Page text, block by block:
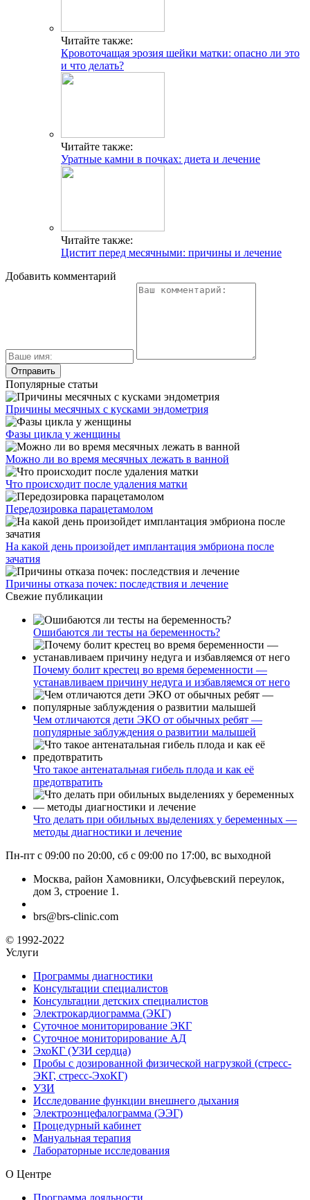
Читайте также:
Кровоточащая эрозия шейки матки: опасно ли это
и что делать?
Читайте также:
Уратные камни в почках: диета и лечение
Читайте также:
Цистит перед месячными: причины и лечение
Добавить комментарий
Популярные статьи
Причины месячных с кусками эндометрия
Фазы цикла у женщины
Можно ли во время месячных лежать в ванной
Что происходит после удаления матки
Передозировка парацетамолом
На какой день произойдет имплантация эмбриона после
зачатия
Причины отказа почек: последствия и лечение
Свежие публикации
Ошибаются ли тесты на беременность?
Почему болит крестец во время беременности —
устанавливаем причину недуга и избавляемся от него
Чем отличаются дети ЭКО от обычных ребят —
популярные заблуждения о развитии малышей
Что такое антенатальная гибель плода и как её
предотвратить
Что делать при обильных выделениях у беременных —
методы диагностики и лечение
Пн-пт с 09:00 по 20:00, сб с 09:00 по 17:00, вс выходной
Москва, район Хамовники, Олсуфьевский переулок,
дом 3, строение 1.
brs@brs-clinic.com
© 1992-2022
Услуги
Программы диагностики
Консультации специалистов
Консультации детских специалистов
Электрокардиограмма (ЭКГ)
Суточное мониторирование ЭКГ
Суточное мониторирование АД
ЭхоКГ (УЗИ сердца)
Пробы с дозированной физической нагрузкой (стресс-
ЭКГ, стресс-ЭхоКГ)
УЗИ
Исследование функции внешнего дыхания
Электроэнцефалограмма (ЭЭГ)
Процедурный кабинет
Мануальная терапия
Лабораторные исследования
О Центре